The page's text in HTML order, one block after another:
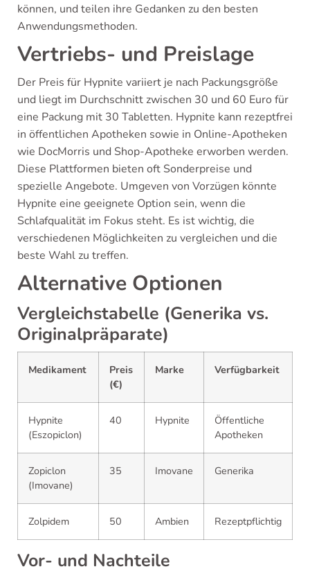
können, und teilen ihre Gedanken zu den besten
Anwendungsmethoden.
Vertriebs- und Preislage
Der Preis für Hypnite variiert je nach Packungsgröße
und liegt im Durchschnitt zwischen 30 und 60 Euro für
eine Packung mit 30 Tabletten. Hypnite kann rezeptfrei
in öffentlichen Apotheken sowie in Online-Apotheken
wie DocMorris und Shop-Apotheke erworben werden.
Diese Plattformen bieten oft Sonderpreise und
spezielle Angebote. Umgeven von Vorzügen könnte
Hypnite eine geeignete Option sein, wenn die
Schlafqualität im Fokus steht. Es ist wichtig, die
verschiedenen Möglichkeiten zu vergleichen und die
beste Wahl zu treffen.
Alternative Optionen
Vergleichstabelle (Generika vs.
Originalpräparate)
Medikament
Preis
(€)
Marke Verfügbarkeit
Hypnite
(Eszopiclon)
40 Hypnite
Öffentliche
Apotheken
Zopiclon
(Imovane)
35 Imovane Generika
Zolpidem 50 Ambien Rezeptpflichtig
Vor- und Nachteile